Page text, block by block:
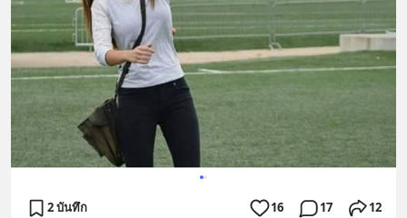
2 บันทึก 16 17 12